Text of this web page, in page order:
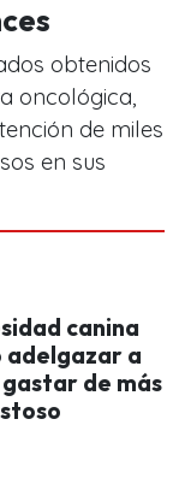
obtenidos
oncológica,
de miles
en sus
canina
adelgazar a
de más